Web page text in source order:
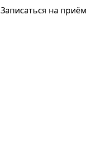
Записаться на приём